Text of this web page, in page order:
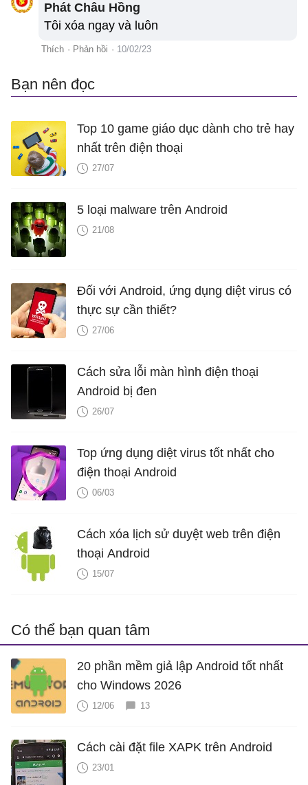
Phát Châu Hồng
Tôi xóa ngay và luôn
Thích · Phản hồi · 10/02/23
Bạn nên đọc
Top 10 game giáo dục dành cho trẻ hay
nhất trên điện thoại
27/07
5 loại malware trên Android
21/08
Đối với Android, ứng dụng diệt virus có
thực sự cần thiết?
27/06
Cách sửa lỗi màn hình điện thoại
Android bị đen
26/07
Top ứng dụng diệt virus tốt nhất cho
điện thoại Android
06/03
Cách xóa lịch sử duyệt web trên điện
thoại Android
15/07
Có thể bạn quan tâm
20 phần mềm giả lập Android tốt nhất
cho Windows 2026
12/06 13
Cách cài đặt file XAPK trên Android
23/01